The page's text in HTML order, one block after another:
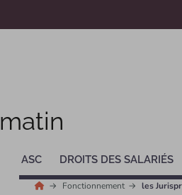
matin
ASC DROITS DES SALARIÉS
Fonctionnement les